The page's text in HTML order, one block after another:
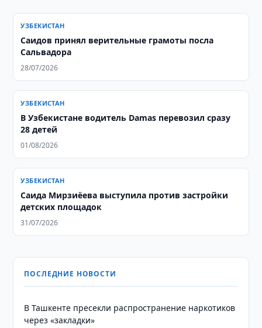
УЗБЕКИСТАН
Саидов принял верительные грамоты посла
Сальвадора
28/07/2026
УЗБЕКИСТАН
В Узбекистане водитель Damas перевозил сразу
28 детей
01/08/2026
УЗБЕКИСТАН
Саида Мирзиёева выступила против застройки
детских площадок
31/07/2026
ПОСЛЕДНИЕ НОВОСТИ
В Ташкенте пресекли распространение наркотиков
через «закладки»